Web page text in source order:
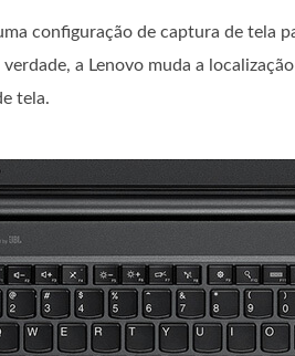
configuração de captura de tela
a Lenovo muda a
tela.